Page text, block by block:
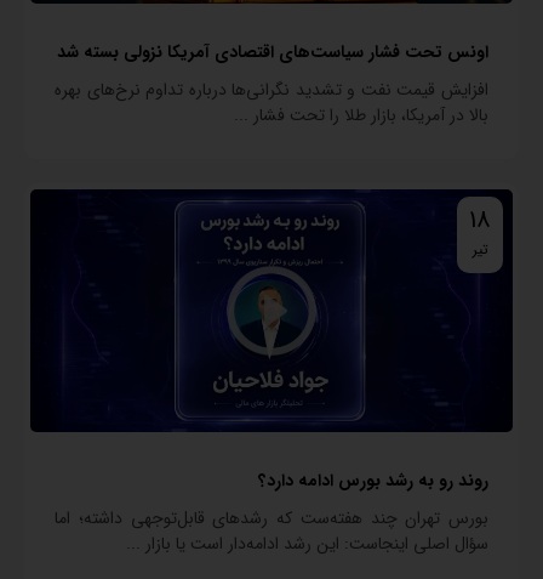
اونس تحت فشار سیاست‌های اقتصادی آمریکا نزولی بسته شد
افزایش قیمت نفت و تشدید نگرانی‌ها درباره تداوم نرخ‌های بهره
بالا در آمریکا، بازار طلا را تحت فشار ...
18
تیر
روند رو به رشد بورس ادامه دارد؟
بورس تهران چند هفته‌ست که رشدهای قابل‌توجهی داشته؛ اما
سؤال اصلی اینجاست: این رشد ادامه‌دار است یا بازار ...